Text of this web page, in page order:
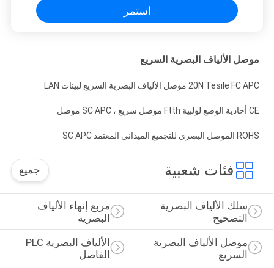
استمر
موصل الألياف البصرية السريع
20N Tesile FC APC موصل الألياف البصرية السريع لبيئات LAN
CE أحادية الوضع لولبية Ftth موصل سريع ، SC APC موصل
ROHS الموصل البصري للتجميع الميداني المعتمد SC APC
فئات شعبية جميع
مربع إنهاء الألياف
البصرية
سلك الألياف البصرية
التصحيح
الفاصل
موصل الألياف البصرية
السريع